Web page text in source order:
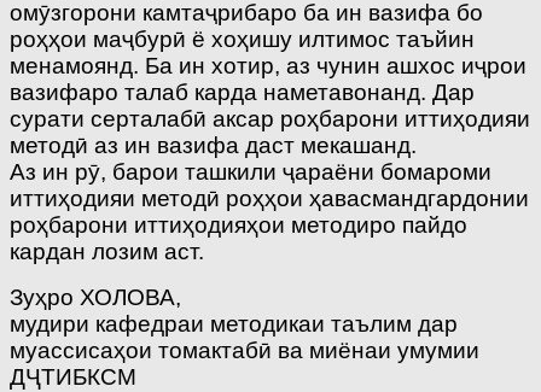
омӯзгорони камтаҷрибаро ба ин вазифа бо
роҳҳои маҷбурӣ ё хоҳишу илтимос таъйин
менамоянд. Ба ин хотир, аз чунин ашхос иҷрои
вазифаро талаб карда наметавонанд. Дар
сурати серталабӣ аксар роҳбарони иттиҳодияи
методӣ аз ин вазифа даст мекашанд.
Аз ин рӯ, барои ташкили ҷараёни бомароми
иттиҳодияи методӣ роҳҳои ҳавасмандгардонии
роҳбарони иттиҳодияҳои методиро пайдо
кардан лозим аст.
Зуҳро ХОЛОВА,
мудири кафедраи методикаи таълим дар
муассисаҳои томактабӣ ва миёнаи умумии
ДҶТИБКСМ